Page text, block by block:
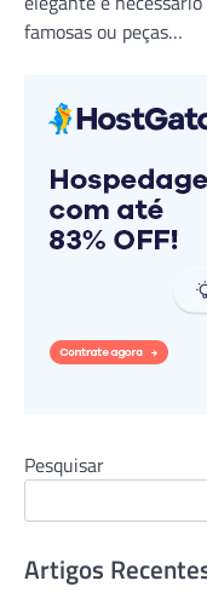
famosas ou peças…
Pesquisar
Artigos